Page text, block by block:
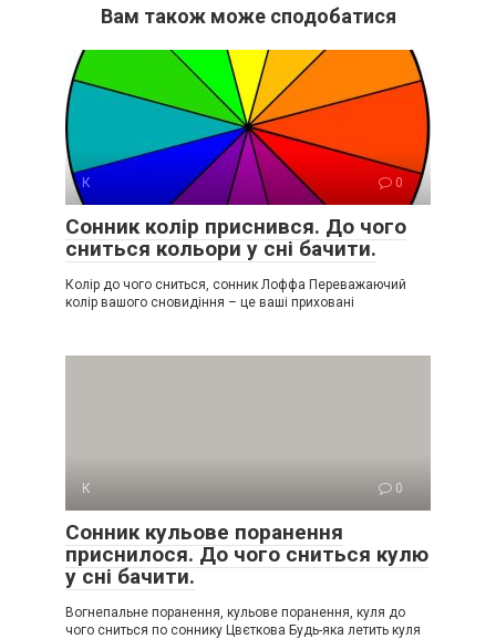
Вам також може сподобатися
К 0
Сонник колір приснився. До чого
сниться кольори у сні бачити.
Колір до чого сниться, сонник Лоффа Переважаючий
колір вашого сновидіння – це ваші приховані
К 0
Сонник кульове поранення
приснилося. До чого сниться кулю
у сні бачити.
Вогнепальне поранення, кульове поранення, куля до
чого сниться по соннику Цвєткова Будь-яка летить куля